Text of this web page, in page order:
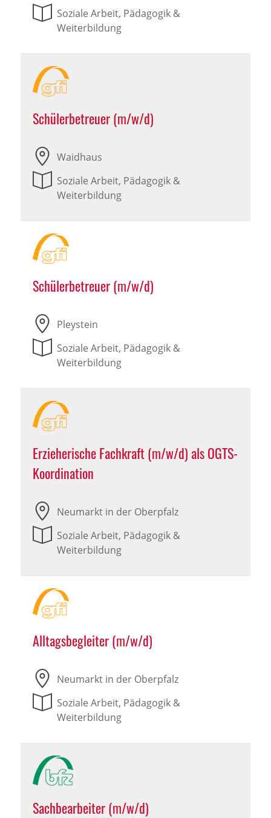
Soziale Arbeit, Pädagogik &
Weiterbildung
Schülerbetreuer (m/w/d)
Waidhaus
Soziale Arbeit, Pädagogik &
Weiterbildung
Schülerbetreuer (m/w/d)
Pleystein
Soziale Arbeit, Pädagogik &
Weiterbildung
Erzieherische Fachkraft (m/w/d) als OGTS-
Koordination
Neumarkt in der Oberpfalz
Soziale Arbeit, Pädagogik &
Weiterbildung
Alltagsbegleiter (m/w/d)
Neumarkt in der Oberpfalz
Soziale Arbeit, Pädagogik &
Weiterbildung
Sachbearbeiter (m/w/d)